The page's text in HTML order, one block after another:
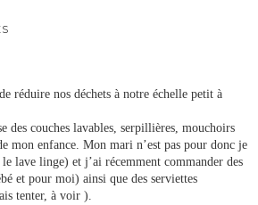
réduire nos déchets à notre échelle petit à
des couches lavables, serpillières, mouchoirs
mon enfance. Mon mari n’est pas pour donc je
lave linge) et j’ai récemment commander des
et pour moi) ainsi que des serviettes
tenter, à voir ).